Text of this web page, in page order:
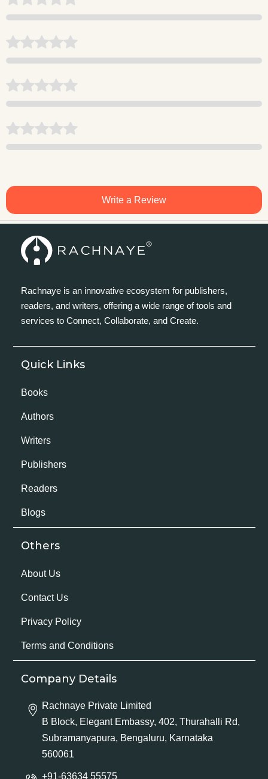
Write a Review
Rachnaye is an innovative ecosystem for publishers,
readers, and writers, offering a wide range of tools and
services to Connect, Collaborate, and Create.
Quick Links
Books
Authors
Writers
Publishers
Readers
Blogs
Others
About Us
Contact Us
Privacy Policy
Terms and Conditions
Company Details
Rachnaye Private Limited
B Block, Elegant Embassy, 402, Thurahalli Rd,
Subramanyapura, Bengaluru, Karnataka
560061
+91-63634 55575